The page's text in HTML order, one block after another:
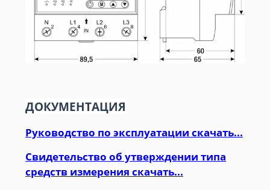
ДОКУМЕНТАЦИЯ
Руководство по эксплуатации скачать...
Свидетельство об утверждении типа
средств измерения скачать...